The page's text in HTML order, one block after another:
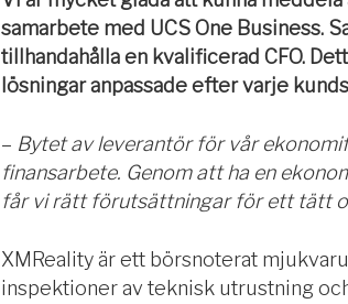
samarbete med UCS One Business.
tillhandahålla en kvalificerad CFO.
lösningar anpassade efter varje
– Bytet av leverantör för vår
finansarbete. Genom att ha en
får vi rätt förutsättningar för ett tätt
XMReality är ett börsnoterat
inspektioner av teknisk utrustning